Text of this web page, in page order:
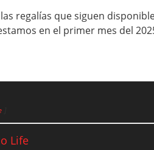
regalías que siguen
en el primer mes del
Life